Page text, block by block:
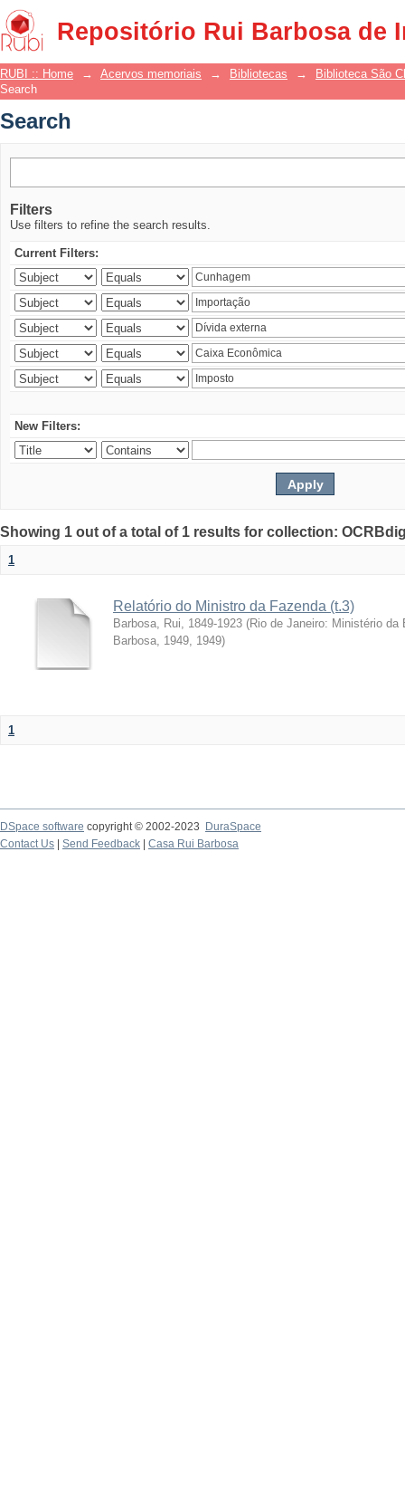
Repositório Rui Barbosa de
Search
RUBI :: Home → Acervos memoriais → Bibliotecas →
Biblioteca São
Search
Search
Filters
Use filters to refine the search results.
Current Filters:
New Filters:
Showing 1 out of a total of 1 results for collection:
1
Relatório do Ministro da Fazenda (t.3)
Barbosa, Rui, 1849-1923 (Rio de Janeiro: Ministério
Barbosa, 1949, 1949)
1
DSpace software copyright © 2002-2023
DuraSpace
Contact Us
Send Feedback Casa Rui Barbosa